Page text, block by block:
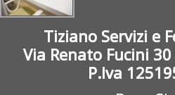
Tiziano Servizi e
Via Renato Fucini
P.Iva